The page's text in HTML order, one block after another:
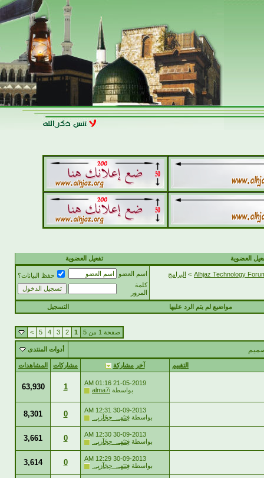
العضوية تفعيل العضوية
> البرامج اسم العضو
حفظ البيانات؟
كلمة
المرور
مواضيع لم يتم الرد عليها
التسجيل
صفحة 1 من 5 1
2
3
4
5
>
أدوات المنتدى
التقييم آخر مشاركة مشاركات المشاهدات
21-05-2019
01:16 AM
بواسطة alma7i
1
63,930
30-09-2013
12:31 AM
بواسطة فِتنَهـہ حِجَآزيِـہ 0
8,301
30-09-2013
12:30 AM
بواسطة فِتنَهـہ حِجَآزيِـہ 0
3,661
30-09-2013
12:29 AM
بواسطة فِتنَهـہ حِجَآزيِـہ 0
3,614